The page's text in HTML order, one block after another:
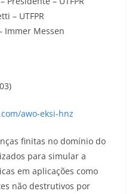
– UTFPR
Immer Messen
awo-eksi-hnz
finitas no domínio do
para simular a
em aplicações como
não destrutivos por